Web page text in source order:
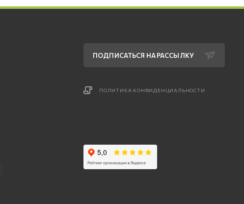
ПОДПИСАТЬСЯ НА РАССЫЛКУ
ПОЛИТИКА КОНФИДЕНЦИАЛЬНОСТИ